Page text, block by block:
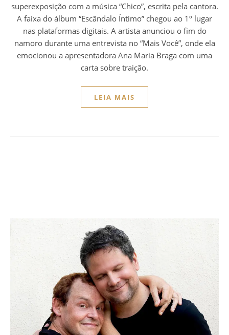
superexposição com a música “Chico”, escrita pela cantora.
A faixa do álbum “Escândalo Íntimo” chegou ao 1º lugar
nas plataformas digitais. A artista anunciou o fim do
namoro durante uma entrevista no “Mais Você”, onde ela
emocionou a apresentadora Ana Maria Braga com uma
carta sobre traição.
LEIA MAIS